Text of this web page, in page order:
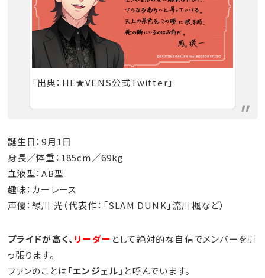
「出典： HE★VENS公式Twitter 」
誕生日：9月1日
身長／体重：185cm／69kg
血液型：AB型
趣味：カーレース
声優：緑川 光（代表作：「SLAM DUNK」流川楓など）
プライドが高く、 リーダー として絶対的な自信でメンバーを引
っ張ります。
ファンのことは「エンジェル」 と呼んでいます。